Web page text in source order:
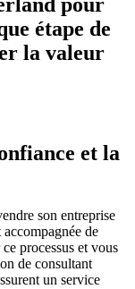
étape de
la valeur
et la
son entreprise
de
processus et vous
de consultant
un service